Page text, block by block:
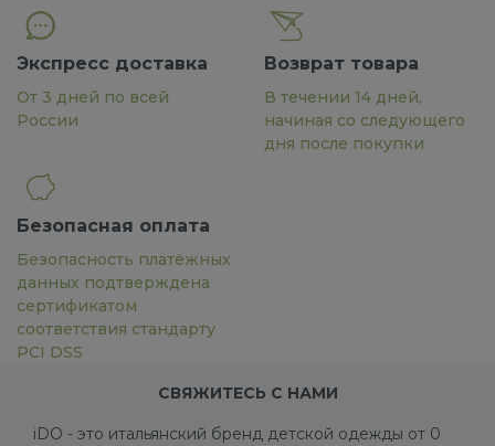
Экспресс доставка
От 3 дней по всей
России
Возврат товара
В течении 14 дней,
начиная со следующего
дня после покупки
Безопасная оплата
Безопасность платёжных
данных подтверждена
сертификатом
соответствия стандарту
PCI DSS
СВЯЖИТЕСЬ С НАМИ
iDO - это итальянский бренд детской одежды от 0